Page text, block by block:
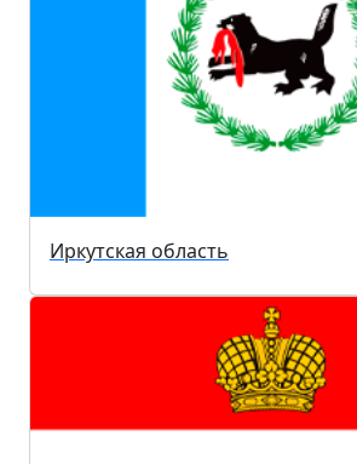
Иркутская область